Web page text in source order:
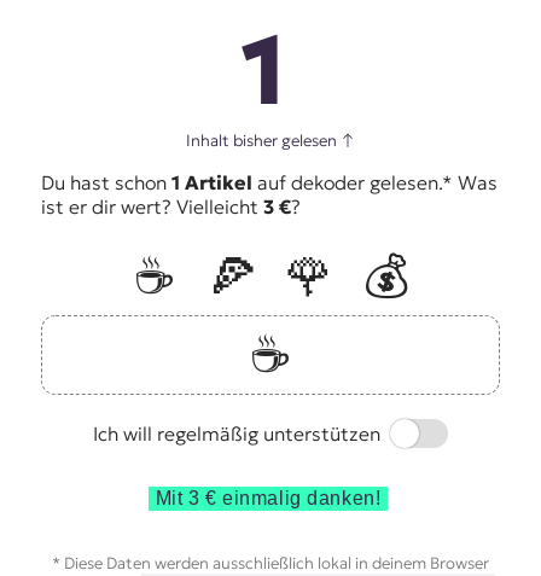
1
Inhalt bisher gelesen ↑
Du hast schon 1 Artikel auf dekoder gelesen.* Was
ist er dir wert? Vielleicht 3 €?
☕️ 🍕 🌹
💰
☕️
Ich will regelmäßig unterstützen
Switch
Mit 3 € einmalig danken!
* Diese Daten werden ausschließlich lokal in deinem Browser